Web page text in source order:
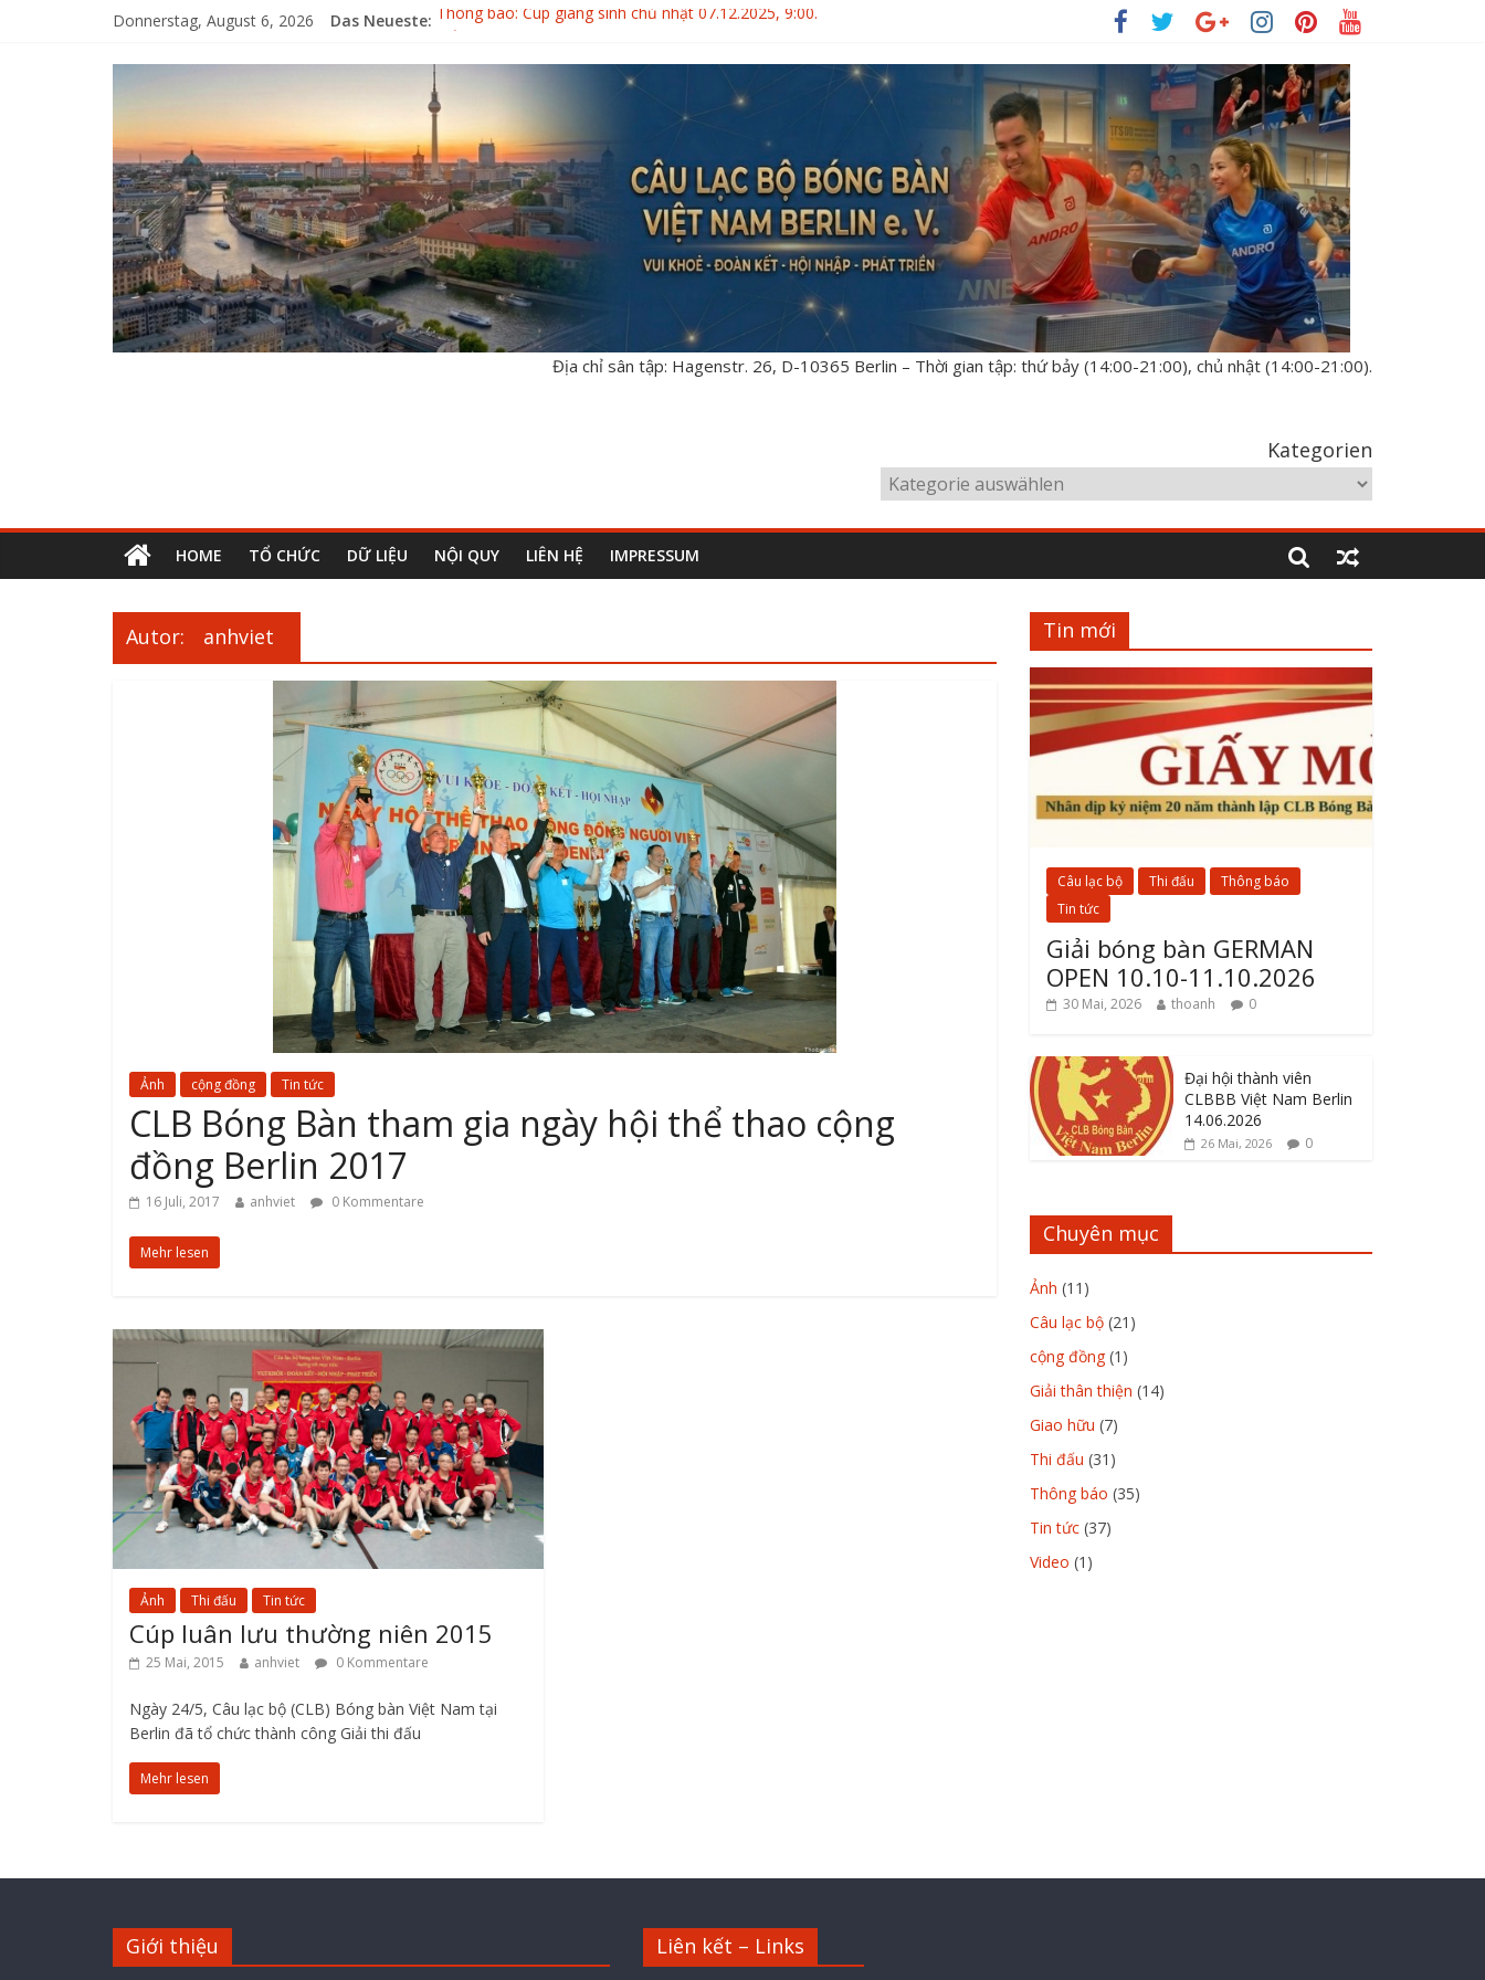
Donnerstag, August 6, 2026 Das Neueste: Thông báo: Cúp giáng sinh chủ nhật 07.12.2025, 9:00.
Đại hội thành viên CLBBB Việt Nam Berlin 14.06.2026
KẾT QUẢ VÀ XẾP HẠNG GIẢI BÓNG BÀN THÂN THIỆN BUDAPEST 2026
XẾP BẢNG GIẢI BÓNG BÀN THÂN THIỆN BUDAPEST 02.05-03.05.2026
Địa chỉ sân tập: Hagenstr. 26, D-10365 Berlin – Thời gian tập: thứ bảy (14:00-21:00), chủ nhật (14:00-21:00).
Kategorien
HOME TỔ CHỨC DỮ LIỆU NỘI QUY LIÊN HỆ IMPRESSUM
Autor: anhviet
Ảnh cộng đồng Tin tức
CLB Bóng Bàn tham gia ngày hội thể thao cộng
đồng Berlin 2017
16 Juli, 2017 anhviet 0 Kommentare
Mehr lesen
Ảnh Thi đấu Tin tức
Cúp luân lưu thường niên 2015
25 Mai, 2015 anhviet 0 Kommentare
Ngày 24/5, Câu lạc bộ (CLB) Bóng bàn Việt Nam tại
Berlin đã tổ chức thành công Giải thi đấu
Mehr lesen
Tin mới
Câu lạc bộ Thi đấu
Thông báo
Tin tức
Giải bóng bàn GERMAN
OPEN 10.10-11.10.2026
30 Mai, 2026 thoanh 0
Đại hội thành viên
CLBBB Việt Nam Berlin
14.06.2026
26 Mai, 2026 0
Chuyên mục
Ảnh (11)
Câu lạc bộ (21)
cộng đồng (1)
Giải thân thiện (14)
Giao hữu (7)
Thi đấu (31)
Thông báo (35)
Tin tức (37)
Video (1)
Giới thiệu Liên kết – Links